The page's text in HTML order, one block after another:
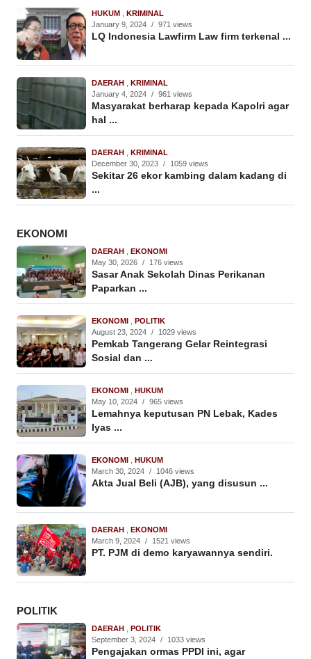
HUKUM
KRIMINAL
January 9, 2024 / 971 views
LQ Indonesia Lawfirm Law firm terkenal ...
DAERAH
KRIMINAL
January 4, 2024 / 961 views
Masyarakat berharap kepada Kapolri agar
hal ...
DAERAH
KRIMINAL
December 30, 2023 / 1059 views
Sekitar 26 ekor kambing dalam kadang di
...
EKONOMI
DAERAH
EKONOMI
May 30, 2026 / 176 views
Sasar Anak Sekolah Dinas Perikanan
Paparkan ...
EKONOMI
POLITIK
August 23, 2024 / 1029 views
Pemkab Tangerang Gelar Reintegrasi
Sosial dan ...
EKONOMI
HUKUM
May 10, 2024 / 965 views
Lemahnya keputusan PN Lebak, Kades
Iyas ...
EKONOMI
HUKUM
March 30, 2024 / 1046 views
Akta Jual Beli (AJB), yang disusun ...
DAERAH
EKONOMI
March 9, 2024 / 1521 views
PT. PJM di demo karyawannya sendiri.
POLITIK
DAERAH
POLITIK
September 3, 2024 / 1033 views
Pengajakan ormas PPDI ini, agar